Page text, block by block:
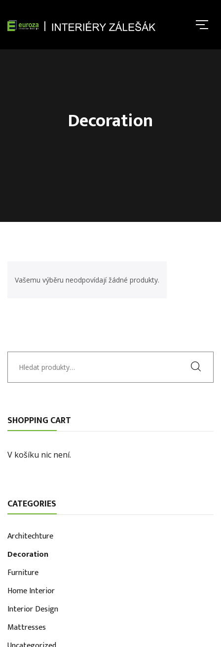
Decoration
Vašemu výběru neodpovídají žádné produkty.
SHOPPING CART
V košíku nic není.
CATEGORIES
Architechture
Decoration
Furniture
Home Interior
Interior Design
Mattresses